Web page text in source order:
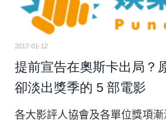
2017-01-12
提前宣告在奧斯卡出局？
卻淡出獎季的 5 部電影
各大影評人協會及各單位獎項